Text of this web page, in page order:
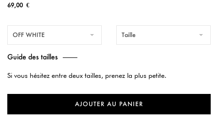
69,00 €
OFF WHITE Taille
Guide des tailles
Si vous hésitez entre deux tailles, prenez la plus petite.
AJOUTER AU PANIER